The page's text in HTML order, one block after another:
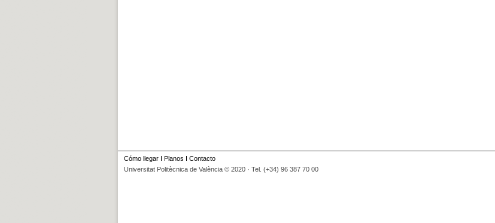
Cómo llegar I Planos I Contacto
Universitat Politècnica de València © 2020 · Tel. (+34) 96 387 70 00